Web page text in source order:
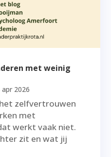
met weinig
apr 2026
zelfvertrouwen
met
werkt vaak niet.
zit en wat jij